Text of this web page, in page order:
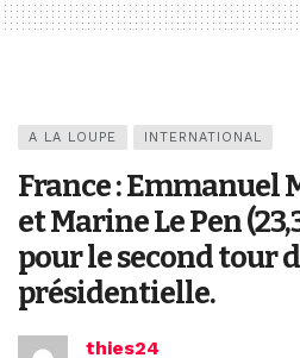
A LA LOUPE INTERNATIONAL
France : Emmanuel
et Marine Le Pen
pour le second tour
présidentielle.
thies24